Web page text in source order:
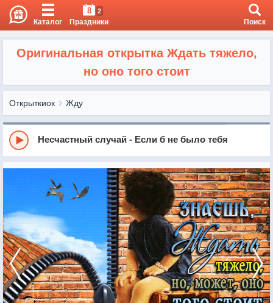
Каталог
8 2
Праздники Поиск
Оригинальная открытка Ждать тяжело,
но оно того стоит
Открыткиок Жду
Несчастный случай - Если б не было тебя